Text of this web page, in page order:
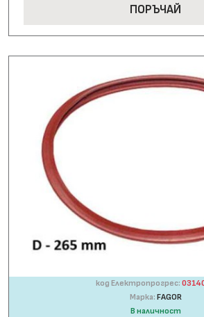
ПОРЪЧАЙ
код Електропрогрес:
Марка: FAGOR
В наличност